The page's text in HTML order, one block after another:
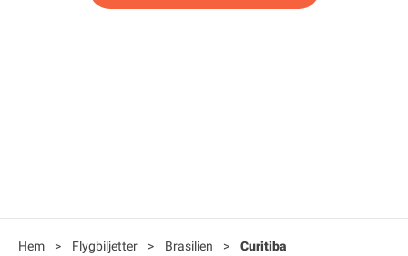
Hem > Flygbiljetter > Brasilien > Curitiba